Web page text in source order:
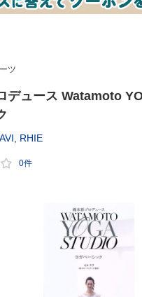
ツ
デュース Watamoto
AVI RHIE
0件